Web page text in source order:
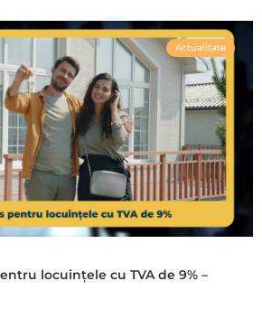
Actualitate
locuințele cu TVA de 9% –